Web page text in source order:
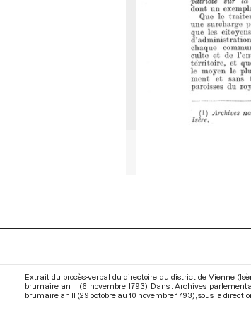
Extrait du procès-verbal du directoire du district de Vienne
brumaire an II (6 novembre 1793). Dans : Archives
brumaire an II (29 octobre au 10 novembre 1793) , sous la